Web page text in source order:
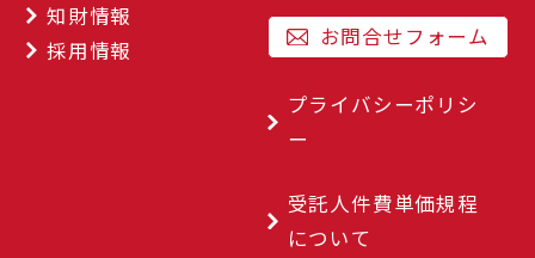
知財情報
採用情報
お問合せフォーム
プライバシーポリシ
ー
受託人件費単価規程
について